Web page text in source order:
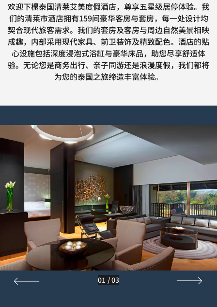
欢迎下榻泰国清莱艾美度假酒店，尊享五星级居停体验。我
们的清莱市酒店拥有159间豪华客房与套房，每一处设计均
契合现代旅客需求。我们的套房及客房与周边自然美景相映
成趣，内部采用现代家具、前卫装饰及精致配色。酒店的贴
心设施包括深度浸泡式浴缸与豪华床品，助您尽享舒适体
验。无论您是商务出行、亲子同游还是浪漫度假，我们都将
为您的泰国之旅缔造丰富体验。
01 /03